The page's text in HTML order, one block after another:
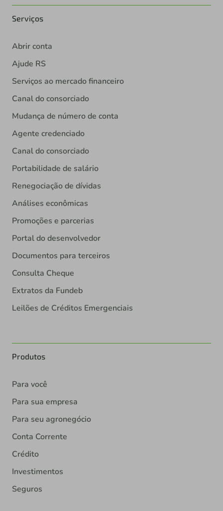
Serviços
Abrir conta
Ajude RS
Serviços ao mercado financeiro
Canal do consorciado
Mudança de número de conta
Agente credenciado
Canal do consorciado
Portabilidade de salário
Renegociação de dívidas
Análises econômicas
Promoções e parcerias
Portal do desenvolvedor
Documentos para terceiros
Consulta Cheque
Extratos da Fundeb
Leilões de Créditos Emergenciais
Produtos
Para você
Para sua empresa
Para seu agronegócio
Conta Corrente
Crédito
Investimentos
Seguros